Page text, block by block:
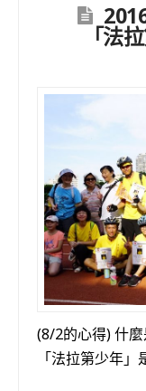
「法
(8/2的心得) 什
「法拉第少年